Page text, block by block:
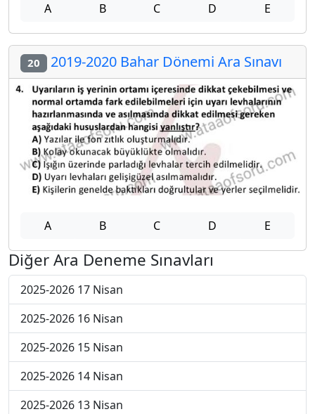
A B C D E
20 2019-2020 Bahar Dönemi Ara Sınavı
A B C D E
Diğer Ara Deneme Sınavları
2025-2026 17 Nisan
2025-2026 16 Nisan
2025-2026 15 Nisan
2025-2026 14 Nisan
2025-2026 13 Nisan